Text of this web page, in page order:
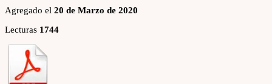
Agregado el 20 de Marzo de 2020
Lecturas 1744